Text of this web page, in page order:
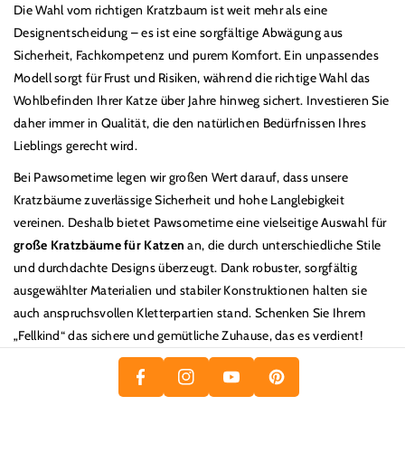
Die Wahl vom richtigen Kratzbaum ist weit mehr als eine
Designentscheidung –es ist eine sorgfältige Abwägung aus
Sicherheit, Fachkompetenz und purem Komfort. Ein unpassendes
Modell sorgt für Frust und Risiken, während die richtige Wahl das
Wohlbefinden Ihrer Katze über Jahre hinweg sichert. Investieren Sie
daher immer in Qualität, die den natürlichen Bedürfnissen Ihres
Lieblings gerecht wird.
Bei Pawsometime legen wir großen Wert darauf, dass unsere
Kratzbäume zuverlässige Sicherheit und hohe Langlebigkeit
vereinen. Deshalb bietet Pawsometime eine vielseitige Auswahl für
große Kratzbäume für Katzen an, die durch unterschiedliche Stile
und durchdachte Designsüberzeugt. Dank robuster, sorgfältig
ausgewählter Materialien und stabiler Konstruktionen halten sie
auch anspruchsvollen Kletterpartien stand. Schenken Sie Ihrem
„Fellkind“das sichere und gemütliche Zuhause, das es verdient!
F
A
C
E
B
In
St
A
Gr
Y
U
T
U
P
I
T
E
R